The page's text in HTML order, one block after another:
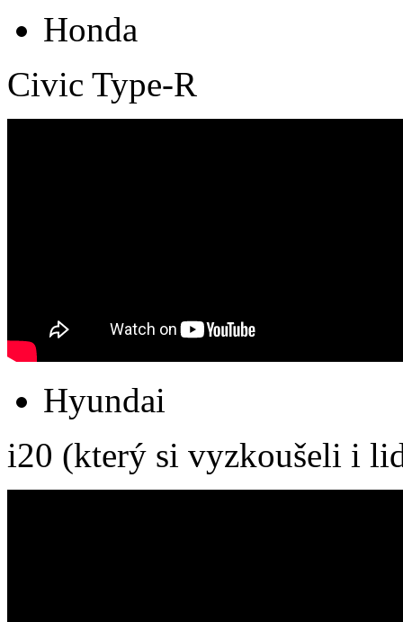
Honda
Civic Type-R
Hyundai
i20 (který si vyzkoušeli i